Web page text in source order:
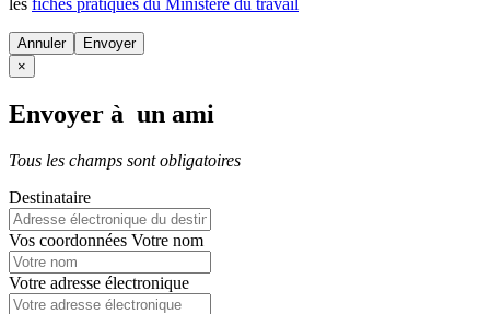
les fiches pratiques du Ministère du travail
Annuler
×
Envoyer à un ami
Tous les champs sont obligatoires
Destinataire
Vos coordonnées Votre nom
Votre adresse électronique